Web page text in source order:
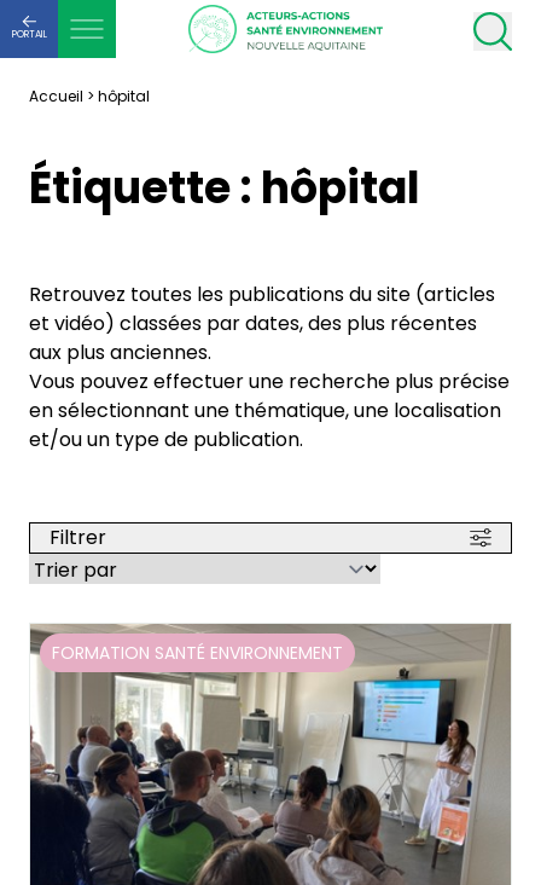
PORTAIL
Accueil > hôpital
Étiquette : hôpital
Retrouvez toutes les publications du site (articles
et vidéo) classées par dates, des plus récentes
aux plus anciennes.
Vous pouvez effectuer une recherche plus précise
en sélectionnant une thématique, une localisation
et/ou un type de publication.
Filtrer
FORMATION SANTÉ ENVIRONNEMENT